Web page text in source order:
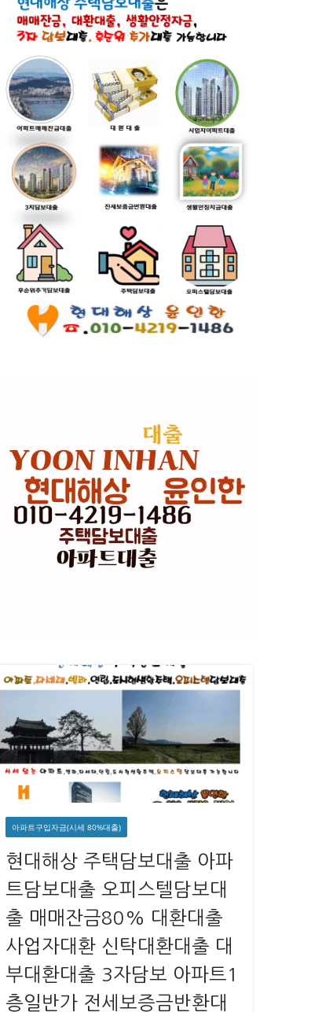
아파트구입자금(시세 80%대출)
현대해상 주택담보대출 아파
트담보대출 오피스텔담보대
출 매매잔금80% 대환대출
사업자대환 신탁대환대출 대
부대환대출 3자담보 아파트1
층일반가 전세보증금반환대